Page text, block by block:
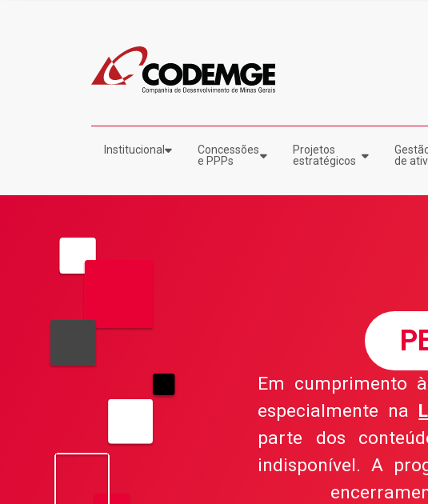
Institucional
Concessões
e PPPs
Projetos
estratégicos
de
Em cumprimento
especialmente na
parte dos
indisponível. A